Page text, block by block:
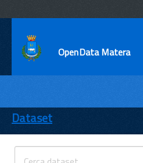
OpenData Matera
ENTI
TEMI
INFORMAZIONI
Dataset